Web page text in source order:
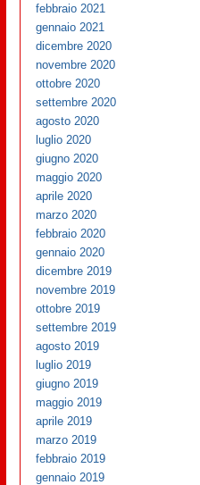
febbraio 2021
gennaio 2021
dicembre 2020
novembre 2020
ottobre 2020
settembre 2020
agosto 2020
luglio 2020
giugno 2020
maggio 2020
aprile 2020
marzo 2020
febbraio 2020
gennaio 2020
dicembre 2019
novembre 2019
ottobre 2019
settembre 2019
agosto 2019
luglio 2019
giugno 2019
maggio 2019
aprile 2019
marzo 2019
febbraio 2019
gennaio 2019